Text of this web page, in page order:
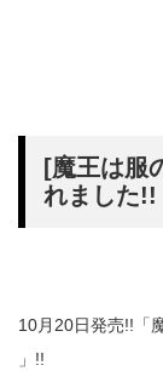
[魔王は服
れました!!
10月20日発売!!「
」!!